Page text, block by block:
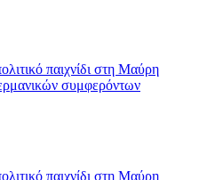
παιχνίδι στη Μαύρη
συμφερόντων
παιχνίδι στη Μαύρη